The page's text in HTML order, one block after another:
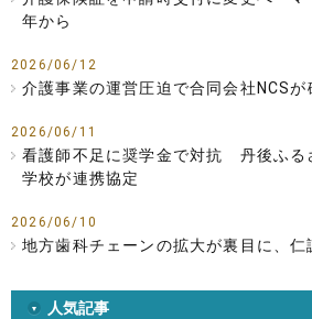
年から
2026/06/12
介護事業の運営圧迫で合同会社NCSが
2026/06/11
看護師不足に奨学金で対抗 丹後ふる
学校が連携協定
2026/06/10
地方歯科チェーンの拡大が裏目に、仁
人気記事